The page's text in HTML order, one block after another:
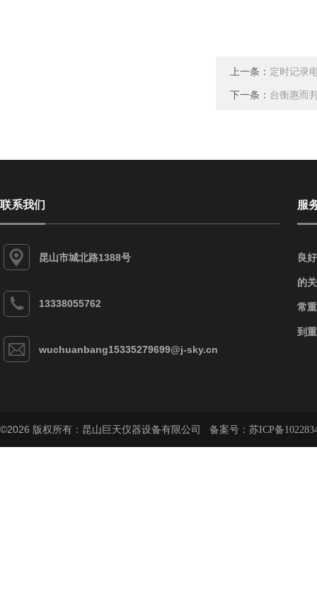
上一条： 定时记录
下一条： 台衡惠而
联系我们
昆山市城北路1388号
13338055762
wuchuanbang15335279699@j-sky.cn
服
良
的
常
到
©2026 版权所有：昆山巨天仪器设备有限公司 备案号： 苏ICP备